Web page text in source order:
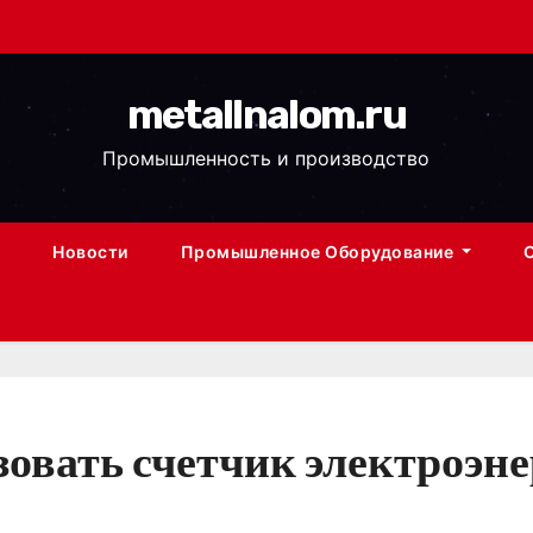
metallnalom.ru
Промышленность и производство
Новости Промышленное Оборудование
счетчик